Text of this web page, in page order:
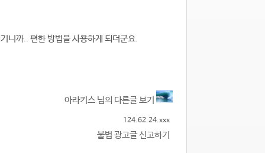
니까.. 편한 방법을 사용하게 되더군요.
아라키스 님의 다른글 보기
124.62.24.xxx
불법 광고글 신고하기